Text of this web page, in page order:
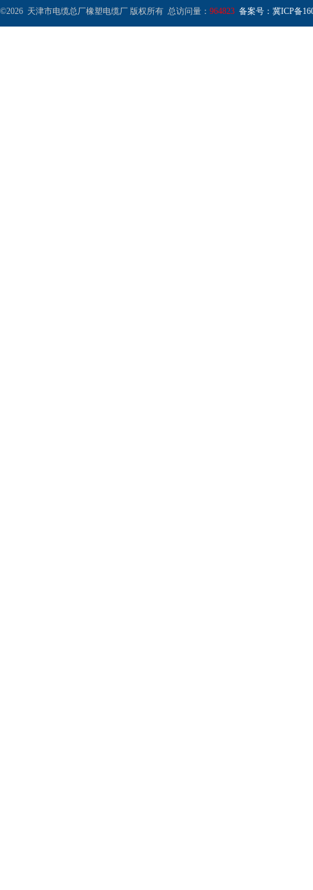
©2026 天津市电缆总厂橡塑电缆厂 版权所有 总访问量： 964823 备案号：冀ICP备